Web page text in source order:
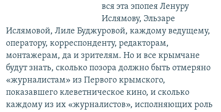
вся эта эпопея Ленуру
Ислямову, Эльзаре
Ислямовой, Лиле Буджуровой, каждому ведущему,
оператору, корреспонденту, редакторам,
монтажерам, да и зрителям. Но и все крымчане
будут знать, сколько позора должно быть отмеряно
«журналистам» из Первого крымского,
показавшего клеветническое кино, и сколько
каждому из их «журналистов», исполняющих роль